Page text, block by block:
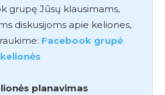
grupę Jūsų klausimams,
diskusijoms apie keliones,
Facebook grupė
planavimas